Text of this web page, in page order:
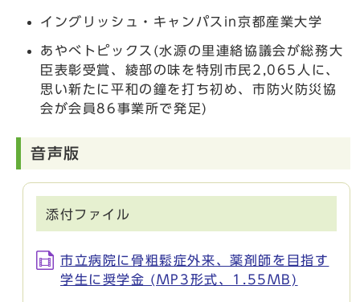
イングリッシュ・キャンパスin京都産業大学
あやべトピックス(水源の里連絡協議会が総務大
臣表彰受賞、綾部の味を特別市民2,065人に、
思い新たに平和の鐘を打ち初め、市防火防災協
会が会員86事業所で発足)
音声版
添付ファイル
市立病院に骨粗鬆症外来、薬剤師を目指す
学生に奨学金 (MP3形式、1.55MB)